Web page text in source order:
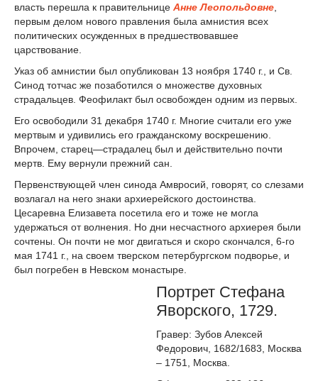
власть перешла к правительнице Анне Леопольдовне,
первым делом нового правления была амнистия всех
политических осужденных в предшествовавшее
царствование.
Указ об амнистии был опубликован 13 ноября 1740 г., и Св.
Синод тотчас же позаботился о множестве духовных
страдальцев. Феофилакт был освобожден одним из первых.
Его освободили 31 декабря 1740 г. Многие считали его уже
мертвым и удивились его гражданскому воскрешению.
Впрочем, старец—страдалец был и действительно почти
мертв. Ему вернули прежний сан.
Первенствующей член синода Амвросий, говорят, со слезами
возлагал на него знаки архиерейского достоинства.
Цесаревна Елизавета посетила его и тоже не могла
удержаться от волнения. Но дни несчастного архиерея были
сочтены. Он почти не мог двигаться и скоро скончался, 6-го
мая 1741 г., на своем тверском петербургском подворье, и
был погребен в Невском монастыре.
Портрет Стефана
Яворского, 1729.
Гравер: Зубов Алексей
Федорович, 1682/1683, Москва
– 1751, Москва.